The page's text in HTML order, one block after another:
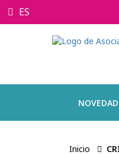
ES
Inicio